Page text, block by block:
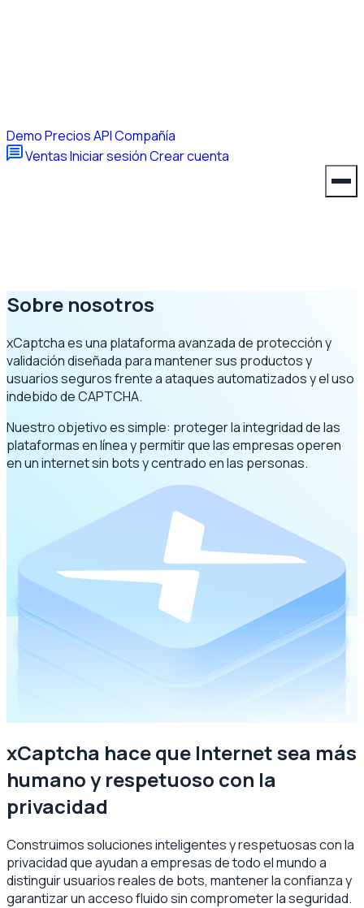
DemoPreciosAPICompañía
VentasIniciar sesiónCrear cuenta
Sobre nosotros
xCaptcha es una plataforma avanzada de protección y
validación diseñada para mantener sus productos y
usuarios seguros frente a ataques automatizados y el uso
indebido de CAPTCHA.
Nuestro objetivo es simple: proteger la integridad de las
plataformas en línea y permitir que las empresas operen
en un internet sin bots y centrado en las personas.
xCaptcha hace que Internet sea más
humano y respetuoso con la
privacidad
Construimos soluciones inteligentes y respetuosas con la
privacidad que ayudan a empresas de todo el mundo a
distinguir usuarios reales de bots, mantener la confianza y
garantizar un acceso fluido sin comprometer la seguridad.